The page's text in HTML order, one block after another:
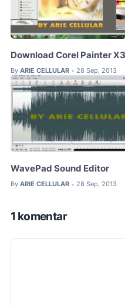
Download Corel Painter X3
By ARIE CELLULAR • 28 Sep, 2013
WavePad Sound Editor
By ARIE CELLULAR • 28 Sep, 2013
1 komentar